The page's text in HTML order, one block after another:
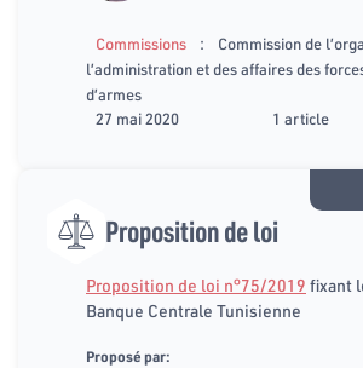
Commissions :
Commission de
l’administration et des affaires des
d’armes
27 mai 2020
1 article
Proposition de loi
Proposition de loi n°75/2019 fixant
Banque Centrale Tunisienne
Proposé par: